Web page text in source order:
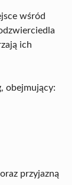
wśród
ich
obejmujący:
przyjazną